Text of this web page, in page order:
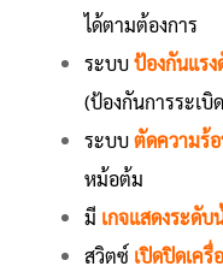
ได้ตามต้องการ
ระบบป้องกันแร
(ป้องกันการระเบิ
ระบบตัดความร้
หม้อต้ม
มี เกจแสดงระดับ
สวิตซ์ เปิดปิดเครื่